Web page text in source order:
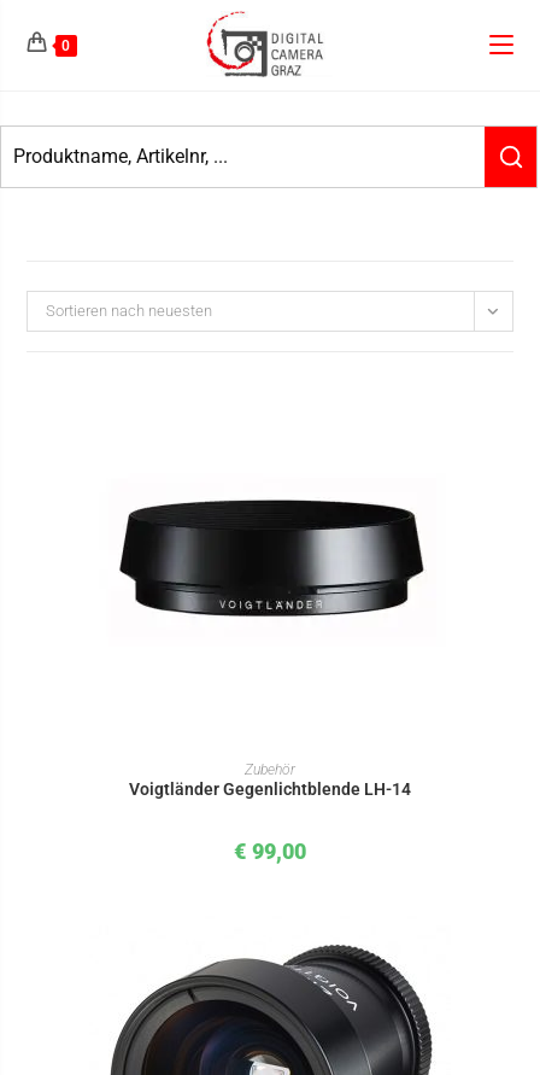
0
Sortieren nach neuesten
IN DEN WARENKORB
Zubehör
Voigtländer Gegenlichtblende LH-14
€ 99,00